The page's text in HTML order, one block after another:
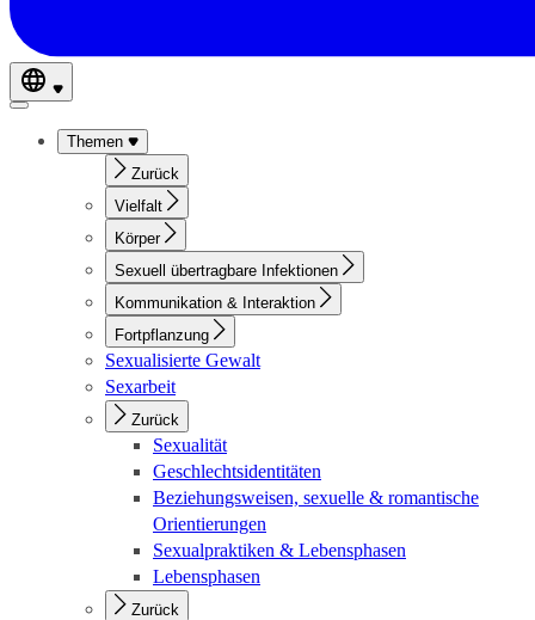
Themen
Zurück
Vielfalt
Körper
Sexuell übertragbare Infektionen
Kommunikation & Interaktion
Fortpflanzung
Sexualisierte Gewalt
Sexarbeit
Zurück
Sexualität
Geschlechtsidentitäten
Beziehungsweisen, sexuelle & romantische
Orientierungen
Sexualpraktiken & Lebensphasen
Lebensphasen
Zurück